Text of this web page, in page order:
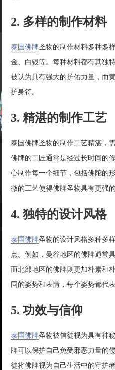
2. 多样的制作材料
泰国佛牌圣物的制作材料多种多
金、白银等。每种材料都有其独
被认为具有强大的护佑力量，而
护身符。
3. 精湛的制作工艺
泰国佛牌圣物的制作工艺精湛，
佛牌的工匠通常是经过长时间的
心制作每一个细节，包括佛陀的
微的工艺使得佛牌圣物具有更强的
4. 独特的设计风格
泰国佛牌圣物的设计风格多种多
点。例如，曼谷地区的佛牌通常
而北部地区的佛牌则更加朴素和
同的姿势和表情，每个姿势都代
5. 功效与信仰
泰国佛牌圣物被信徒视为具有神
牌可以保护自己免受邪恶力量的
徒将佛牌视为自己生活中的守护